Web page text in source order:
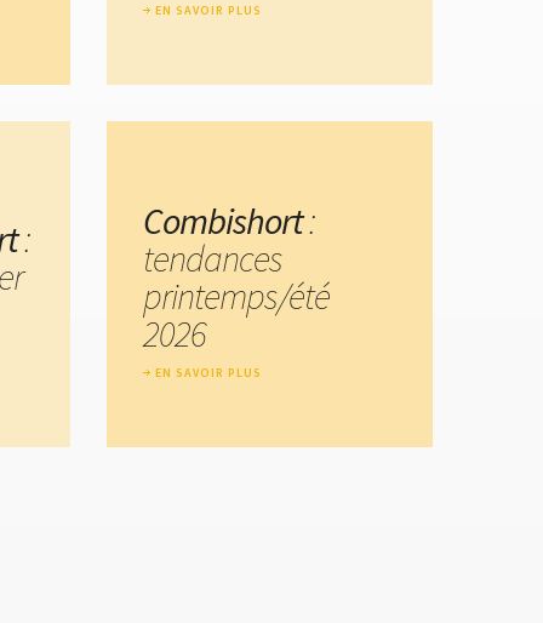
EN SAVOIR PLUS
:
Combishort:
tendances
printemps/été
2026
EN SAVOIR PLUS